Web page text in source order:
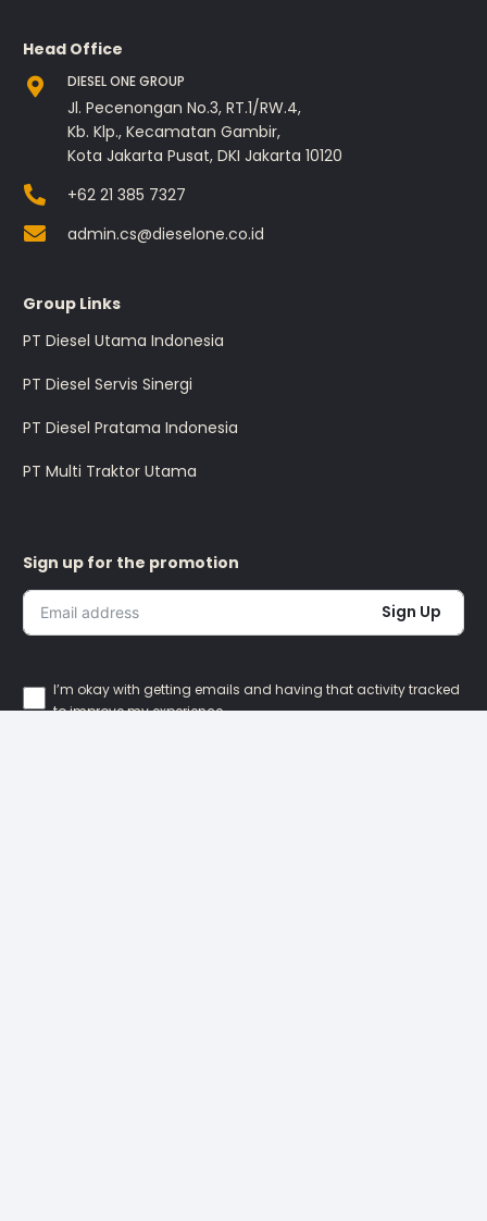
Head Office
DIESEL ONE GROUP
Jl. Pecenongan No.3, RT.1/RW.4,
Kb. Klp., Kecamatan Gambir,
Kota Jakarta Pusat, DKI Jakarta 10120
+62 21 385 7327
admin.cs@dieselone.co.id
Group Links
PT Diesel Utama Indonesia
PT Diesel Servis Sinergi
PT Diesel Pratama Indonesia
PT Multi Traktor Utama
Sign up for the promotion
Sign Up
I’m okay with getting emails and having that activity tracked
to improve my experience.